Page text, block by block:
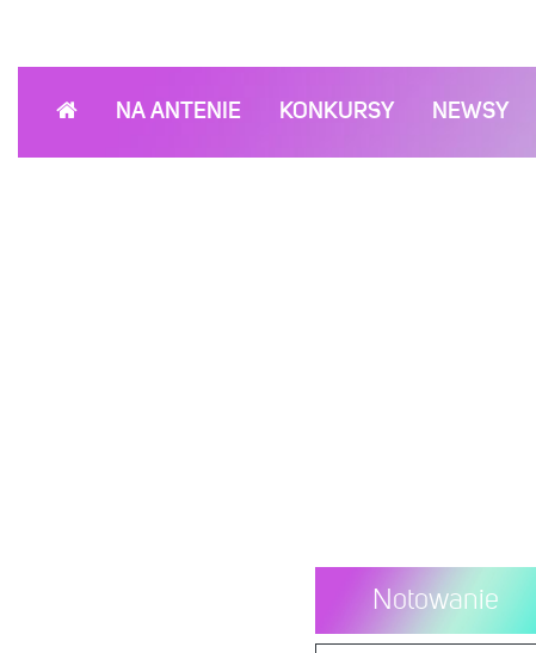
NA ANTENIE KONKURSY NEWSY
Notowanie